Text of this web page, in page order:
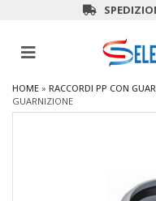
HOME » RACCORDI PP CON
GUARNIZIONE